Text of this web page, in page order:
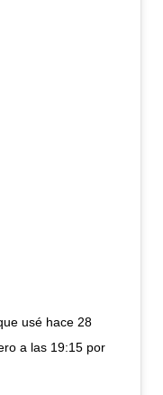
usé hace 28
a las 19:15 por